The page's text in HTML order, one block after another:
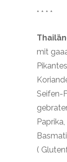
* * * *
mit
Seifen-
(